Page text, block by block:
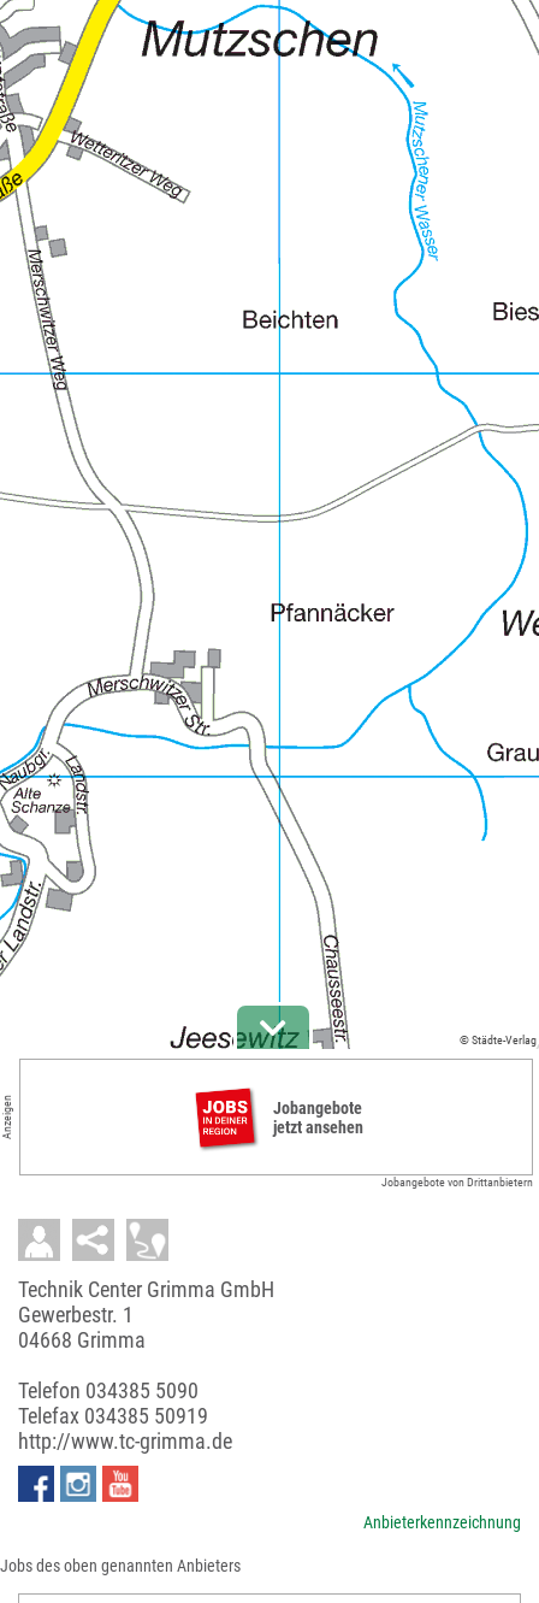
© Städte-Verlag
Anzeigen
Jobangebote
jetzt ansehen
Jobangebote von Drittanbietern
Technik Center Grimma GmbH
Gewerbestr. 1
04668 Grimma
Telefon 034385 5090
Telefax 034385 50919
http://www.tc-grimma.de
Anbieterkennzeichnung
Jobs des oben genannten Anbieters